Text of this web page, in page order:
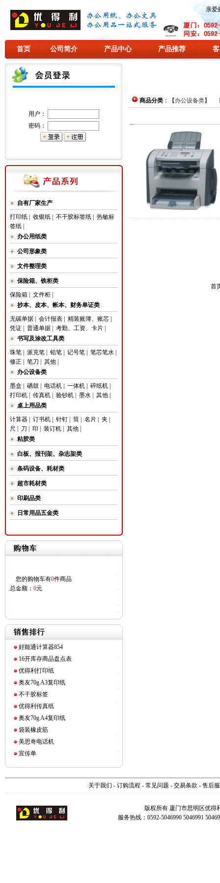
亲爱
首页 公司简介 产品中心 产品推荐
用户：
密码：
自有厂家生产
打印纸| 收银纸| 不干胶标签纸| 热敏标
签纸|
办公用纸类
公司形象类
文件整理类
保险箱、铁柜类
保险箱| 文件柜|
抄本、皮本、帐本、财务单证类
无碳单据| 会计报表| 精装账簿、账芯|
凭证| 普通单据| 考勤、工资、卡片|
书写及涂改工具类
珠笔| 派克笔| 铅笔| 记号笔| 笔芯笔水|
修正
笔刀 其他|
办公设备类
墨盒
硒鼓| 电话机| 一体机| 碎纸机|
打印机| 传真机| 验钞机| 墨水| 其他|
桌上用品类
计算器| 订书机| 针钉| 筒| 名片| 夹
尺
刀 印 装订机| 其他|
粘胶类
白板、报刊架、杂志架类
条码设备、耗材类
超市耗材类
印刷品类
日常用品五金类
您的购物车有0件商品
总金额： 0元
好能通计算器854
16开库存商品盘点表
优得利打印纸
奥友70g A3复印纸
不干胶标签
优得利传真纸
奥友70g A4复印纸
袋装橡皮筋
美思奇电话机
宣传单
商品分类：【 办公设备类】
首
关于我们 - 订购流程 - 常见问题 - 交易条款 - 售后
版权所有 厦门市思明区优
服务热线：0592-5046990 5046991